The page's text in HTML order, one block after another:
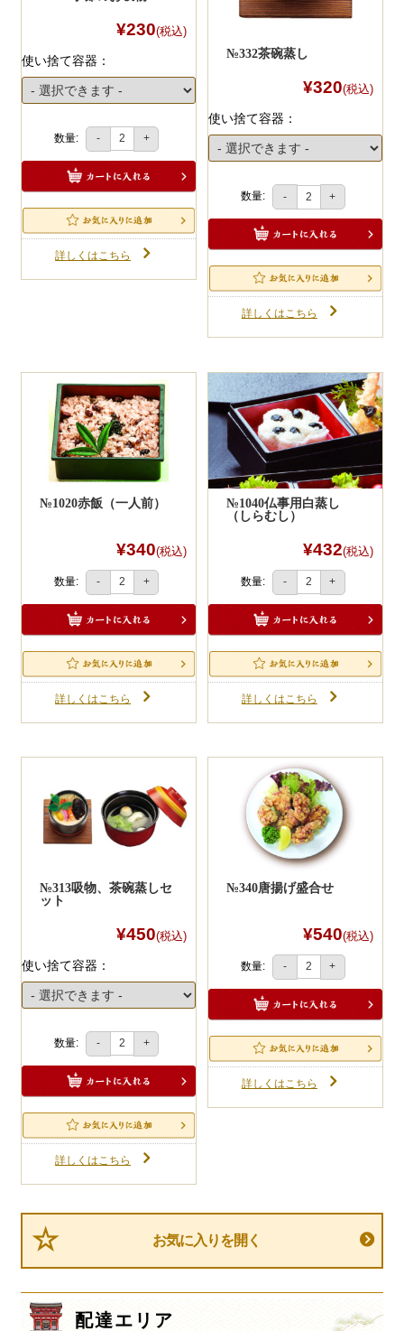
¥230(税込)
使い捨て容器：
数量: - +
詳しくはこちら
№332茶碗蒸し
¥320(税込)
使い捨て容器：
数量: - +
詳しくはこちら
№1020赤飯（一人前）
¥340(税込)
数量: - +
詳しくはこちら
№1040仏事用白蒸し
（しらむし）
¥432(税込)
数量: - +
詳しくはこちら
№313吸物、茶碗蒸しセ
ット
¥450(税込)
使い捨て容器：
数量: - +
詳しくはこちら
№340唐揚げ盛合せ
¥540(税込)
数量: - +
詳しくはこちら
お気に入りを開く
配達エリア